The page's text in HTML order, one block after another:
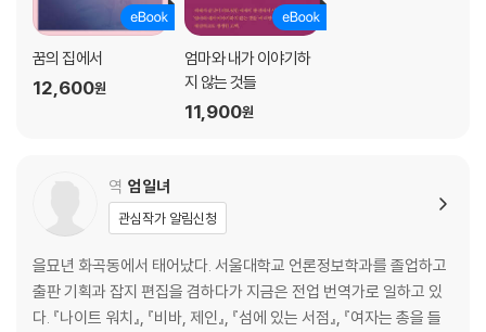
꿈의 집에서
12,600원
엄마와 내가 이야기하
지 않는 것들
11,900원
역 엄일녀
관심작가 알림신청
을묘년 화곡동에서 태어났다. 서울대학교 언론정보학과를 졸업하고
출판 기획과 잡지 편집을 겸하다가 지금은 전업 번역가로 일하고 있
다. 『나이트 워치』, 『비바, 제인』, 『섬에 있는 서점』, 『여자는 총을 들